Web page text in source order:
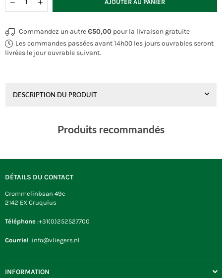
AJOUTER AU PANIER
Commandez un autre€50,00 pour la livraison gratuite
Les commandes passées avant 14h00 les jours ouvrables seront
livrées le jour ouvrable suivant.
DESCRIPTION DU PRODUIT
Produits recommandés
DÉTAILS DU CONTACT
Crommelinbaan 49c
2142 EX Cruquius
Téléphone :+31(0)252527700
Courriel :info@vliegers.nl
INFORMATION